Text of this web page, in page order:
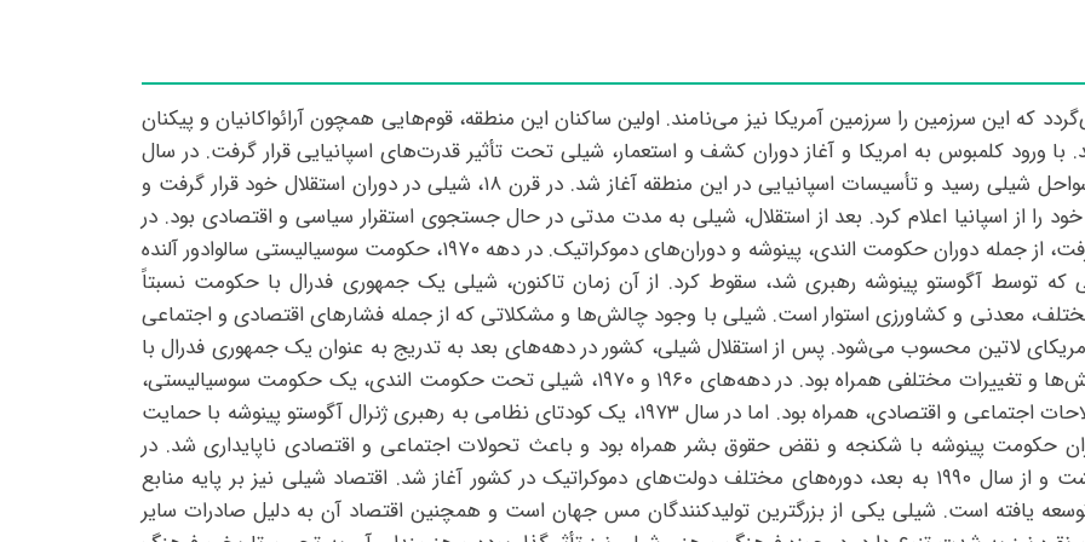
که این سرزمین را سرزمین آمریکا نیز می‌نامند. اولین ساکنان این منطقه، قوم‌هایی همچون آرائواکانیان و پیکنان
از قرن ۱۶ زندگی می‌کردند. با ورود کلمبوس به امریکا و آغاز دوران کشف و استعمار، شیلی تحت تأثیر قدرت‌های اسپانیایی قرار گرفت. در سال
۱۵۱۳، دیگو دو آلماگرو اولین اروپایی است که به سواحل شیلی رسید و تأسیسات اسپانیایی در این منطقه آغاز شد. در قرن ۱۸، شیلی در دوران استقلال خود قرار گرفت و
در ۱۸ سپتامبر ۱۸۱۰ استقلال خود را از اسپانیا اعلام کرد. بعد از استقلال، شیلی به مدت مدتی در حال جستجوی استقرار سیاسی و اقتصادی بود. در
سده ۲۰، شیلی تحت حکومت‌های مختلفی قرار گرفت، از جمله دوران حکومت الندی، پینوشه و دوران‌های دموکراتیک. در دهه ۱۹۷۰، حکومت سوسیالیستی سالوادور آلنده
۱۹۷۳ با کودتای نظامی که توسط آگوستو پینوشه رهبری شد، سقوط کرد. از آن زمان تاکنون، شیلی یک جمهوری فدرال با حکومت نسبتاً
معدنی و کشاورزی استوار است. شیلی با وجود چالش‌ها و مشکلاتی که از جمله فشارهای اقتصادی و اجتماعی
لاتین محسوب می‌شود. پس از استقلال شیلی، کشور در دهه‌های بعد به تدریج به عنوان یک جمهوری فدرال با
حکومت دموکراتیک شناخته شد. این دوران با چالش‌ها و تغییرات مختلفی همراه بود. در دهه‌های ۱۹۶۰ و ۱۹۷۰، شیلی تحت حکومت الندی، یک حکومت سوسیالیستی،
قرار گرفت. این دوران با تداوم تلاش‌های برای اصلاحات اجتماعی و اقتصادی، همراه بود. اما در سال ۱۹۷۳، یک کودتای نظامی به رهبری ژنرال آگوستو پینوشه با حمایت
حکومت پینوشه با شکنجه و نقض حقوق بشر همراه بود و باعث تحولات اجتماعی و اقتصادی ناپایداری شد. در
دهه‌های بعد، شیلی به تدریج به دموکراسی بازگشت و از سال ۱۹۹۰ به بعد، دوره‌های مختلف دولت‌های دموکراتیک در کشور آغاز شد. اقتصاد شیلی نیز بر پایه منابع
یافته است. شیلی یکی از بزرگترین تولیدکنندگان مس جهان است و همچنین اقتصاد آن به دلیل صادرات سایر